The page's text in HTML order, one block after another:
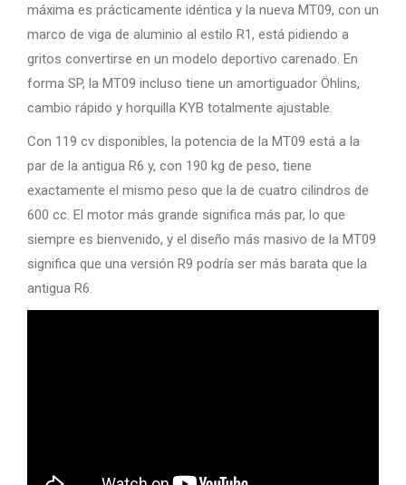
máxima es prácticamente idéntica y la nueva MT09, con un
marco de viga de aluminio al estilo R1, está pidiendo a
gritos convertirse en un modelo deportivo carenado. En
forma SP, la MT09 incluso tiene un amortiguador Öhlins,
cambio rápido y horquilla KYB totalmente ajustable.
Con 119 cv disponibles, la potencia de la MT09 está a la
par de la antigua R6 y, con 190 kg de peso, tiene
exactamente el mismo peso que la de cuatro cilindros de
600 cc. El motor más grande significa más par, lo que
siempre es bienvenido, y el diseño más masivo de la MT09
significa que una versión R9 podría ser más barata que la
antigua R6.